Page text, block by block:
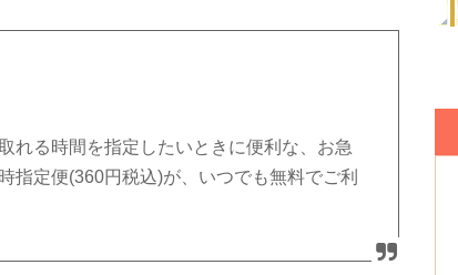
れる時間を指定したいときに便利な、お急
指定便(360円税込)が、いつでも無料でご利